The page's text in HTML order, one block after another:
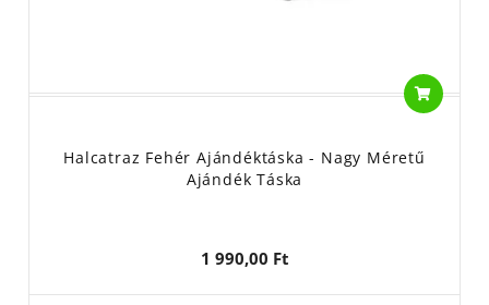
Halcatraz Fehér Ajándéktáska - Nagy Méretű
Ajándék Táska
1 990,00 Ft